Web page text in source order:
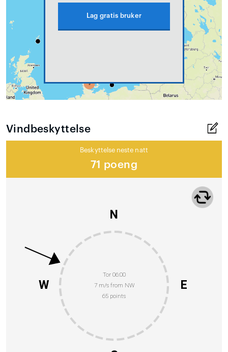
Lag gratis bruker
Vindbeskyttelse
Beskyttelse neste natt
71 poeng
Tor 06:00
7 m/s from NW
65 points
N
E
W